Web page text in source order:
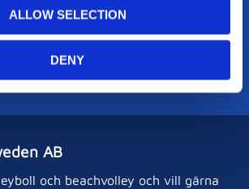
ALLOW SELECTION
DENY
30
mån - fre: 9-12
AB
och beachvolley och vill gärna